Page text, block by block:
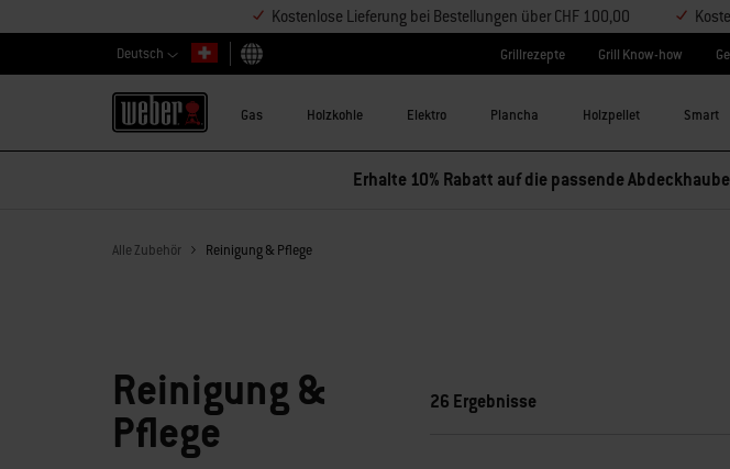
Kostenlose Lieferung bei Bestellungen über CHF 100,00
Deutsch
Land auswählen
Grillrezepte Grill Know-how
Gas Holzkohle Elektro Plancha Holzpellet Smart
Erhalte 10% Rabatt auf die passende
Alle Zubehör Reinigung & Pflege
Reinigung &
Pflege
26 Ergebnisse